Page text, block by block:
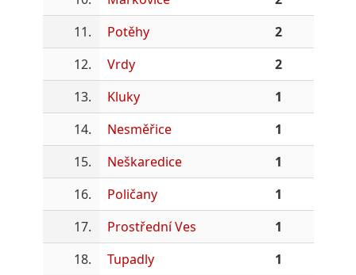
11.
Potěhy
2
12.
Vrdy
2
13.
Kluky
1
14.
Nesměřice
1
15.
Neškaredice
1
16.
Poličany
1
17.
Prostřední Ves
1
18.
Tupadly
1